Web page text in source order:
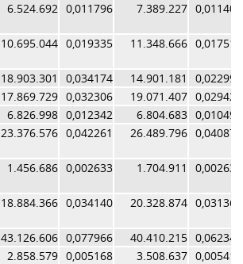
6.524.692 0,011796 7.389.227 0,011401
10.695.044 0,019335 11.348.666 0,017510
18.903.301 0,034174 14.901.181
0,022991
17.869.729 0,032306 19.071.407 0,029425
6.826.998 0,012342 6.804.683 0,010499
23.376.576 0,042261 26.489.796 0,040871
1.456.686 0,002633 1.704.911 0,002630
18.884.366 0,034140 20.328.874 0,031365
43.126.606 0,077966 40.410.215 0,062349
2.858.579 0,005168 3.508.637 0,005413